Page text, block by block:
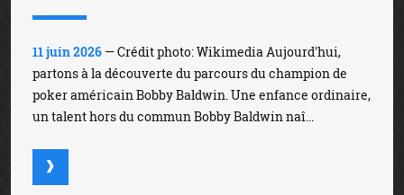
11 juin 2026 — Crédit photo: Wikimedia Aujourd'hui,
partons à la découverte du parcours du champion de
poker américain Bobby Baldwin. Une enfance ordinaire,
un talent hors du commun Bobby Baldwin naî...